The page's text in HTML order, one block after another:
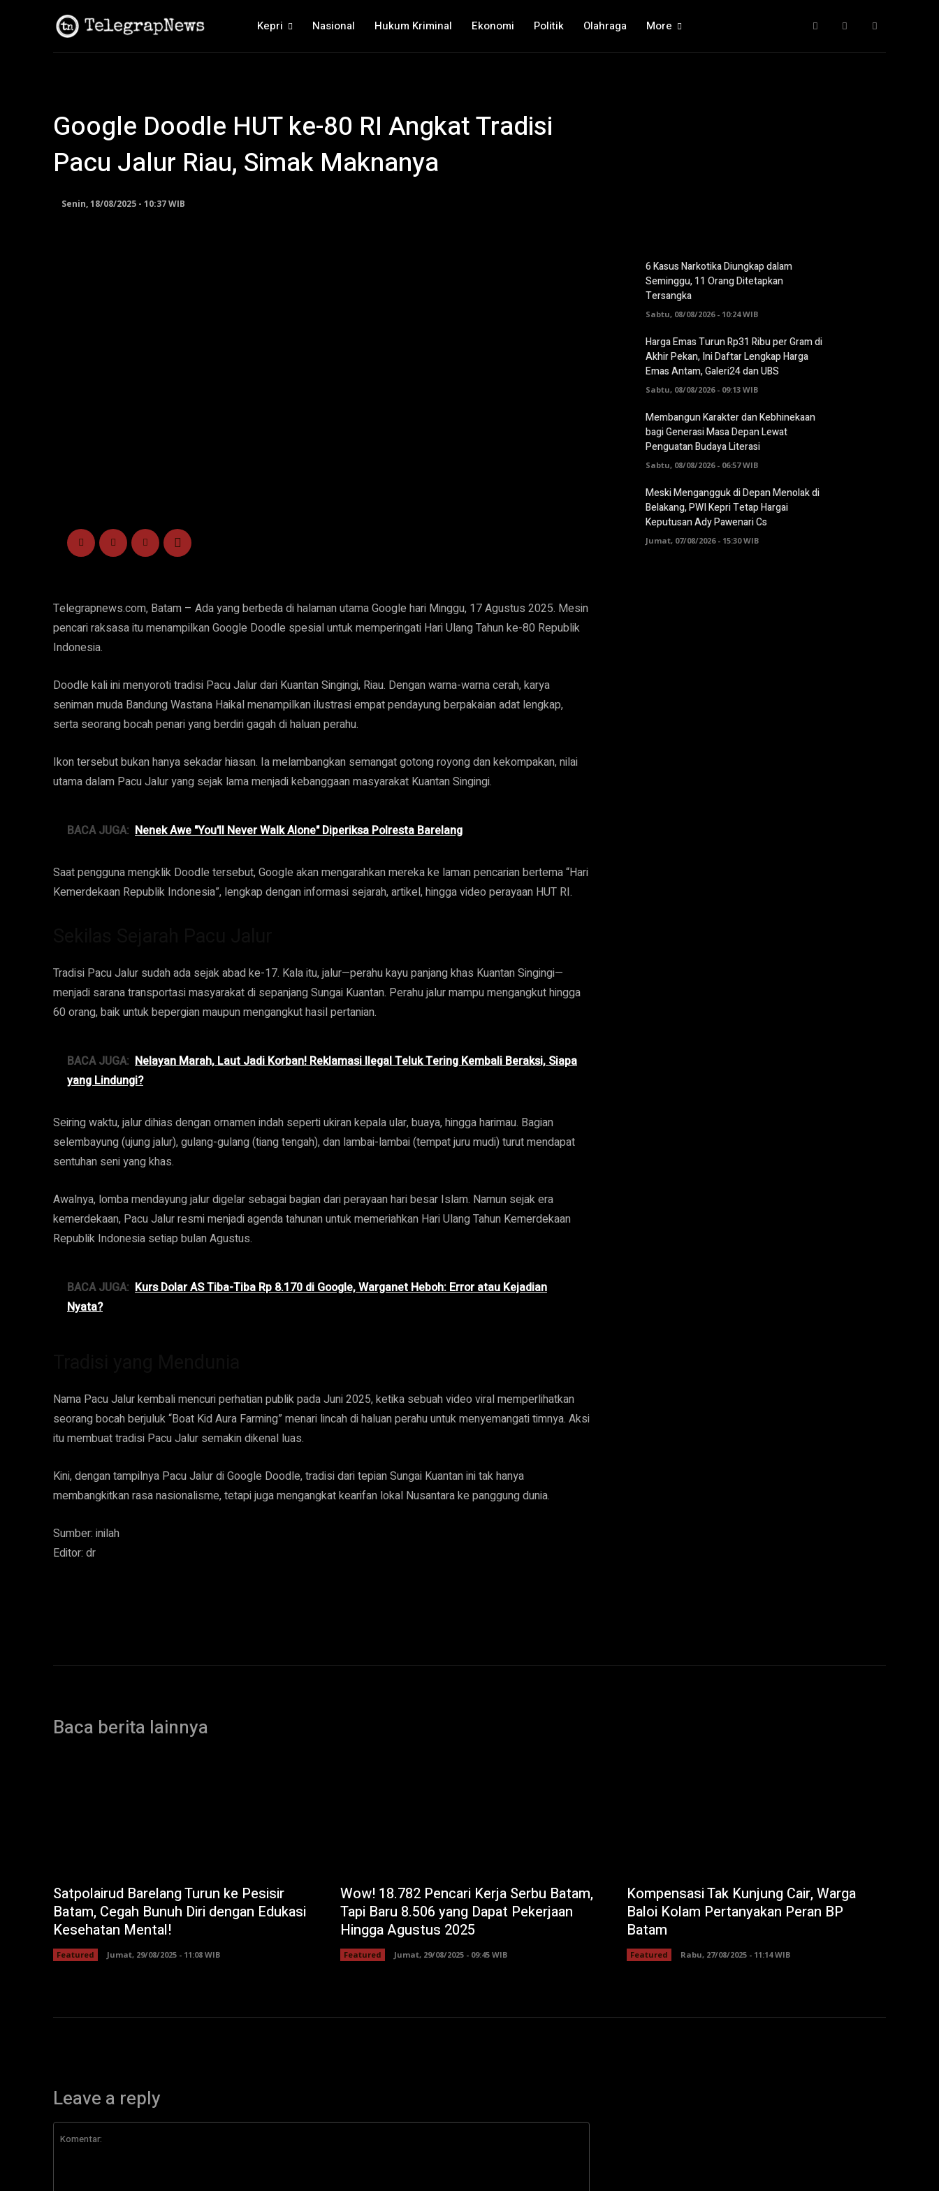
Kepri Nasional Hukum Kriminal Ekonomi Politik Olahraga More
Google Doodle HUT ke-80 RI Angkat Tradisi
Pacu Jalur Riau, Simak Maknanya
Senin, 18/08/2025 - 10:37 WIB
Telegrapnews.com, Batam – Ada yang berbeda di halaman utama Google hari Minggu, 17 Agustus 2025. Mesin
pencari raksasa itu menampilkan Google Doodle spesial untuk memperingati Hari Ulang Tahun ke-80 Republik
Indonesia.
Doodle kali ini menyoroti tradisi Pacu Jalur dari Kuantan Singingi, Riau. Dengan warna-warna cerah, karya
seniman muda Bandung Wastana Haikal menampilkan ilustrasi empat pendayung berpakaian adat lengkap,
serta seorang bocah penari yang berdiri gagah di haluan perahu.
Ikon tersebut bukan hanya sekadar hiasan. Ia melambangkan semangat gotong royong dan kekompakan, nilai
utama dalam Pacu Jalur yang sejak lama menjadi kebanggaan masyarakat Kuantan Singingi.
BACA JUGA: Nenek Awe "You'll Never Walk Alone" Diperiksa Polresta Barelang
Saat pengguna mengklik Doodle tersebut, Google akan mengarahkan mereka ke laman pencarian bertema “Hari
Kemerdekaan Republik Indonesia”, lengkap dengan informasi sejarah, artikel, hingga video perayaan HUT RI.
Tradisi Pacu Jalur sudah ada sejak abad ke-17. Kala itu, jalur—perahu kayu panjang khas Kuantan Singingi—
menjadi sarana transportasi masyarakat di sepanjang Sungai Kuantan. Perahu jalur mampu mengangkut hingga
60 orang, baik untuk bepergian maupun mengangkut hasil pertanian.
BACA JUGA: Nelayan Marah, Laut Jadi Korban! Reklamasi Ilegal Teluk Tering Kembali Beraksi, Siapa
yang Lindungi?
Seiring waktu, jalur dihias dengan ornamen indah seperti ukiran kepala ular, buaya, hingga harimau. Bagian
selembayung (ujung jalur), gulang-gulang (tiang tengah), dan lambai-lambai (tempat juru mudi) turut mendapat
sentuhan seni yang khas.
Awalnya, lomba mendayung jalur digelar sebagai bagian dari perayaan hari besar Islam. Namun sejak era
kemerdekaan, Pacu Jalur resmi menjadi agenda tahunan untuk memeriahkan Hari Ulang Tahun Kemerdekaan
Republik Indonesia setiap bulan Agustus.
BACA JUGA: Kurs Dolar AS Tiba-Tiba Rp 8.170 di Google, Warganet Heboh: Error atau Kejadian
Nyata?
Nama Pacu Jalur kembali mencuri perhatian publik pada Juni 2025, ketika sebuah video viral memperlihatkan
seorang bocah berjuluk “Boat Kid Aura Farming” menari lincah di haluan perahu untuk menyemangati timnya. Aksi
itu membuat tradisi Pacu Jalur semakin dikenal luas.
Kini, dengan tampilnya Pacu Jalur di Google Doodle, tradisi dari tepian Sungai Kuantan ini tak hanya
membangkitkan rasa nasionalisme, tetapi juga mengangkat kearifan lokal Nusantara ke panggung dunia.
Sumber: inilah
Editor: dr
6 Kasus Narkotika Diungkap dalam
Seminggu, 11 Orang Ditetapkan
Tersangka
Sabtu, 08/08/2026 - 10:24 WIB
Harga Emas Turun Rp31 Ribu per Gram di
Akhir Pekan, Ini Daftar Lengkap Harga
Emas Antam, Galeri24 dan UBS
Sabtu, 08/08/2026 - 09:13 WIB
Membangun Karakter dan Kebhinekaan
bagi Generasi Masa Depan Lewat
Penguatan Budaya Literasi
Sabtu, 08/08/2026 - 06:57 WIB
Meski Mengangguk di Depan Menolak di
Belakang, PWI Kepri Tetap Hargai
Keputusan Ady Pawenari Cs
Jumat, 07/08/2026 - 15:30 WIB
Baca berita lainnya
Satpolairud Barelang Turun ke Pesisir
Batam, Cegah Bunuh Diri dengan Edukasi
Kesehatan Mental!
Featured Jumat, 29/08/2025 - 11:08 WIB
Wow! 18.782 Pencari Kerja Serbu Batam,
Tapi Baru 8.506 yang Dapat Pekerjaan
Hingga Agustus 2025
Featured Jumat, 29/08/2025 - 09:45 WIB
Kompensasi Tak Kunjung Cair, Warga
Baloi Kolam Pertanyakan Peran BP
Batam
Featured Rabu, 27/08/2025 - 11:14 WIB
Leave a reply